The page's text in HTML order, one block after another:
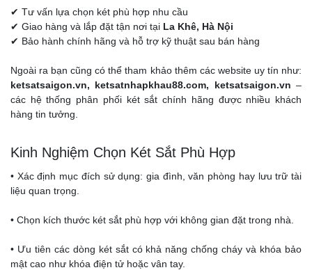
✔ Tư vấn lựa chọn két phù hợp nhu cầu
✔ Giao hàng và lắp đặt tận nơi tại La Khê, Hà Nội
✔ Bảo hành chính hãng và hỗ trợ kỹ thuật sau bán hàng
Ngoài ra bạn cũng có thể tham khảo thêm các website uy tín như:
ketsatsaigon.vn, ketsatnhapkhau88.com, ketsatsaigon.vn –
các hệ thống phân phối két sắt chính hãng được nhiều khách
hàng tin tưởng.
Kinh Nghiệm Chọn Két Sắt Phù Hợp
• Xác định mục đích sử dụng: gia đình, văn phòng hay lưu trữ tài
liệu quan trọng.
• Chọn kích thước két sắt phù hợp với không gian đặt trong nhà.
• Ưu tiên các dòng két sắt có khả năng chống cháy và khóa bảo
mật cao như khóa điện tử hoặc vân tay.